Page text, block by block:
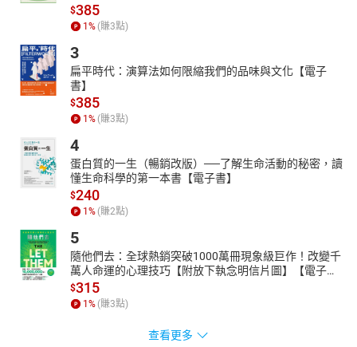
$385
1 % (賺3點)
3
扁平時代：演算法如何限縮我們的品味與文化【電子
書】
$385
1 % (賺3點)
4
蛋白質的一生（暢銷改版）──了解生命活動的秘密，讀
懂生命科學的第一本書【電子書】
$240
1 % (賺2點)
5
隨他們去：全球熱銷突破1000萬冊現象級巨作！改變千
萬人命運的心理技巧【附放下執念明信片圖】【電子
書】
$315
1 % (賺3點)
查看更多